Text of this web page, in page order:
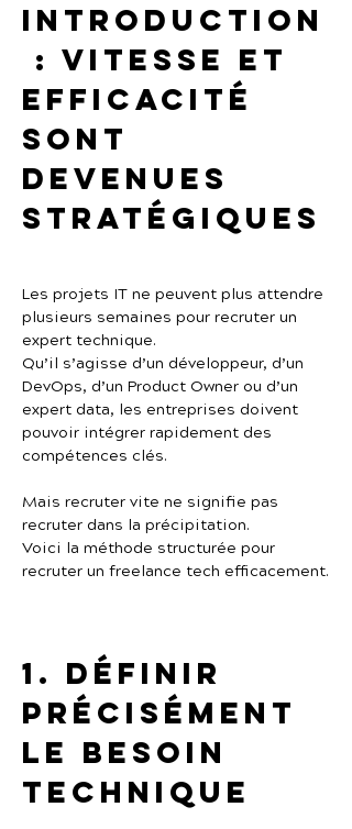
Introduction
: vitesse et
efficacité
sont
devenues
stratégiques
Les projets IT ne peuvent plus attendre
plusieurs semaines pour recruter un
expert technique.
Qu’il s’agisse d’un développeur, d’un
DevOps, d’un Product Owner ou d’un
expert data, les entreprises doivent
pouvoir intégrer rapidement des
compétences clés.
Mais recruter vite ne signifie pas
recruter dans la précipitation.
Voici la méthode structurée pour
recruter un freelance tech efficacement.
1. Définir
précisément
le besoin
technique